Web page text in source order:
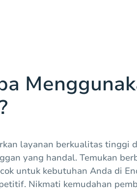
layanan berkualitas tinggi
yang handal. Temukan
untuk kebutuhan Anda di
Nikmati kemudahan